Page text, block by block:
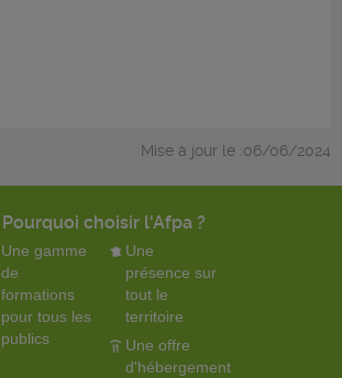
Mise à jour le :06/06/2024
Pourquoi choisir l'Afpa ?
Une gamme
de
formations
pour tous les
publics
Une
présence sur
tout le
territoire
Une offre
d'hébergement